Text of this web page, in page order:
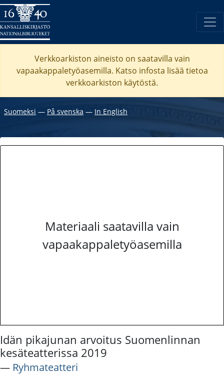
Verkkoarkiston aineisto on saatavilla vain
vapaakappaletyöasemilla. Katso infosta lisää tietoa
verkkoarkiston käytöstä.
Suomeksi ― På svenska ― In English
Materiaali saatavilla vain
vapaakappaletyöasemilla
Idän pikajunan arvoitus Suomenlinnan
kesäteatterissa 2019
― Ryhmateatteri